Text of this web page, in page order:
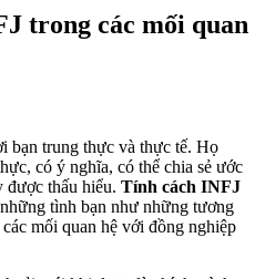
trong các mối quan
bạn trung thực và thực tế. Họ
có ý nghĩa, có thể chia sẻ ước
được thấu hiểu. Tính cách INFJ
tình bạn như những tương
mối quan hệ với đồng nghiệp